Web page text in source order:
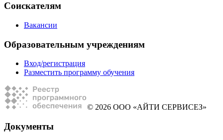
Соискателям
Вакансии
Образовательным учреждениям
Вход/регистрация
Разместить программу обучения
© 2026 ООО «АЙТИ СЕРВИСЕЗ»
Документы